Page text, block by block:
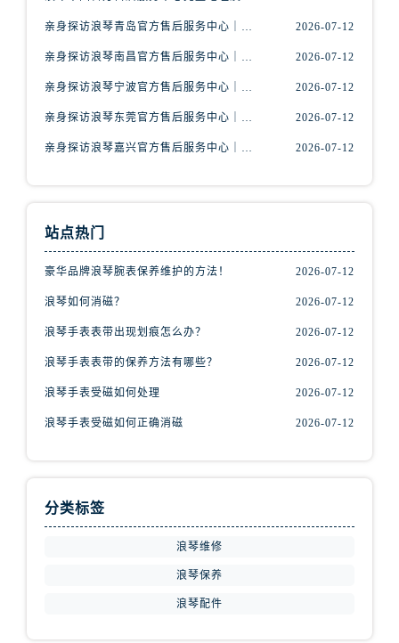
辽宁省营口市站前区市府路与渤海大街交叉口浪琴售后服务中心（需提前预约）
辽宁省沈阳市沈河区中街路83号亨得利名表维修授权店1楼浪琴售后服务中心（需提前预约）
北京市东城区东长安街1号王府井东方广场W3座6层602室浪琴售后服务中心（需提前预约）
内蒙古自治区呼伦贝尔市海拉尔区中央街浪琴售后服务中心（需提前预约）
亲身探访浪琴青岛官方售后服务中心｜最新电话及地址（2026年7月最新） 2026-07-12
亲身探访浪琴南昌官方售后服务中心｜最新电话及地址（2026年7月最新） 2026-07-12
亲身探访浪琴宁波官方售后服务中心｜网点地址及售后热线（2026年7月最新） 2026-07-12
亲身探访浪琴东莞官方售后服务中心｜地址与联系电话（2026年7月最新） 2026-07-12
亲身探访浪琴嘉兴官方售后服务中心｜热线电话与网点地址（2026年7月最新） 2026-07-12
站点热门
豪华品牌浪琴腕表保养维护的方法！ 2026-07-12
浪琴如何消磁？ 2026-07-12
浪琴手表表带出现划痕怎么办？ 2026-07-12
浪琴手表表带的保养方法有哪些？ 2026-07-12
浪琴手表受磁如何处理 2026-07-12
浪琴手表受磁如何正确消磁 2026-07-12
分类标签
浪琴维修
浪琴保养
浪琴配件